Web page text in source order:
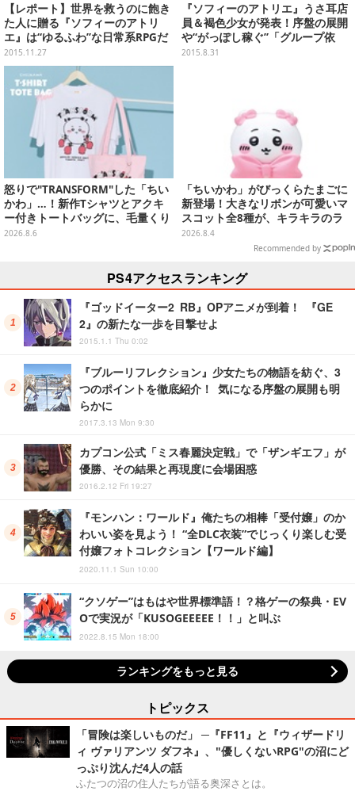
【レポート】世界を救うのに飽き
た人に贈る『ソフィーのアトリ
エ』は“ゆるふわ”な日常系RPGだ
った
2015.11.27
『ソフィーのアトリエ』うさ耳店
員＆褐色少女が発表！序盤の展開
や“がっぽし稼ぐ”「グループ依
頼」も
2015.8.31
怒りで"TRANSFORM"した「ちい
かわ」…！新作Tシャツとアクキ
ー付きトートバッグに、毛量くり
まんじゅうなど全6アイテム
2026.8.6
「ちいかわ」がびっくらたまごに
新登場！大きなリボンが可愛いマ
スコット全8種が、キラキラのラ
メ入り入浴剤から飛び出す
2026.8.4
Recommended by
PS4アクセスランキング
『ゴッドイーター2 RB』OPアニメが到着！ 『GE
2』の新たな一歩を目撃せよ
2015.1.1 Thu 0:02
『ブルーリフレクション』少女たちの物語を紡ぐ、3
つのポイントを徹底紹介！ 気になる序盤の展開も明
らかに
2017.3.13 Mon 9:30
カプコン公式「ミス春麗決定戦」で「ザンギエフ」が
優勝、その結果と再現度に会場困惑
2016.2.12 Fri 19:27
『モンハン：ワールド』俺たちの相棒「受付嬢」のか
わいい姿を見よう！ “全DLC衣装”でじっくり楽しむ受
付嬢フォトコレクション【ワールド編】
2020.11.1 Sun 10:00
“クソゲー”はもはや世界標準語！？格ゲーの祭典・EV
Oで実況が「KUSOGEEEEE！！」と叫ぶ
2022.8.15 Mon 18:00
ランキングをもっと見る
トピックス
「冒険は楽しいものだ」 ─『FF11』と『ウィザードリ
ィ ヴァリアンツ ダフネ』、"優しくないRPG"の沼にど
っぷり沈んだ4人の話
ふたつの沼の住人たちが語る奥深さとは。